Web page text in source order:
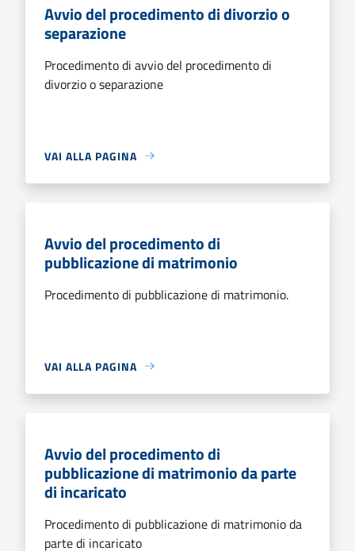
Avvio del procedimento di divorzio o
separazione
Procedimento di avvio del procedimento di
divorzio o separazione
VAI ALLA PAGINA
Avvio del procedimento di
pubblicazione di matrimonio
Procedimento di pubblicazione di matrimonio.
VAI ALLA PAGINA
Avvio del procedimento di
pubblicazione di matrimonio da parte
di incaricato
Procedimento di pubblicazione di matrimonio da
parte di incaricato